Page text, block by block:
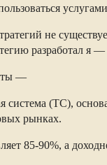
не
разработал я
—
система (ТС),
рынках.
85-90%, а